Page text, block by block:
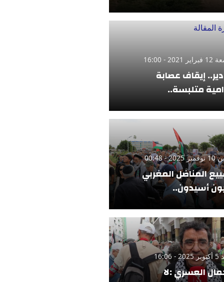
- 16:00
إيقاف عصابة
متلبسة..
- 00:48
المناضل المغربي
أسيدون..
16:06
العسري :لا